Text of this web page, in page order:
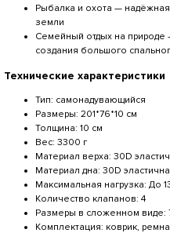
Рыбалка и охота —
земли
Семейный отдых на природе
создания большого
Технические характеристики
Тип: самонадувающийся
Размеры: 201*76*10 см
Толщина: 10 см
Вес: 3300 г
Материал верха: 30D
Материал дна: 30D
Максимальная нагрузка: До
Количество клапанов: 4
Размеры в сложенном виде:
Комплектация: коврик,